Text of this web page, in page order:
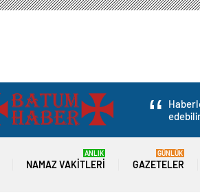
NAMAZ VAKITLERI
ANLIK
GAZETELER
GÜNLÜK